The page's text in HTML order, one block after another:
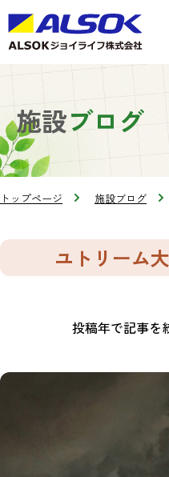
施設ブログ
トップページ 施設ブログ
ユトリーム
投稿年で記事を